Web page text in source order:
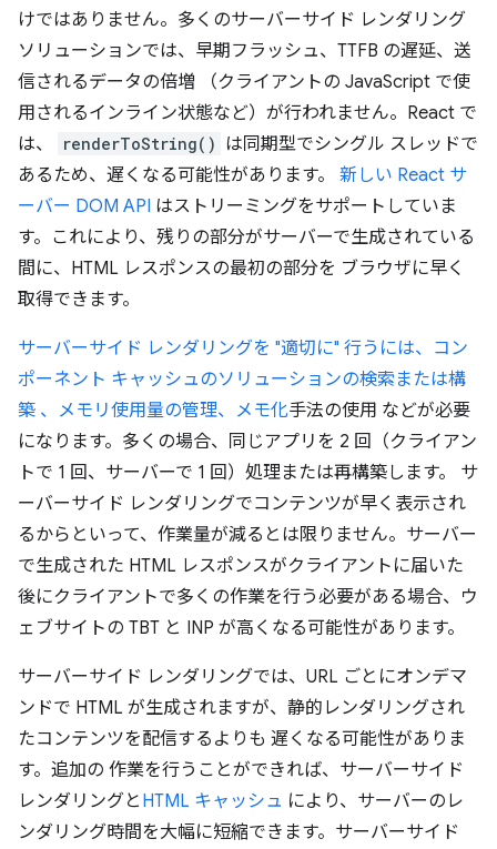
けではありません。多くのサーバーサイド レンダリング
ソリューションでは、早期フラッシュ、TTFB の遅延、送
信されるデータの倍増 （クライアントの JavaScript で使
用されるインライン状態など）が行われません。React で
は、
renderToString() は同期型でシングル スレッドで
あるため、遅くなる可能性があります。 新しい React サ
ーバー DOM API はストリーミングをサポートしていま
す。これにより、残りの部分がサーバーで生成されている
間に、HTML レスポンスの最初の部分を ブラウザに早く
取得できます。
サーバーサイド レンダリングを "適切に" 行うには、コン
ポーネント キャッシュのソリューションの検索または構
築 、メモリ使用量の管理、 メモ化手法の使用 などが必要
になります。多くの場合、同じアプリを 2 回（クライアン
トで 1 回、サーバーで 1 回）処理または再構築します。 サ
ーバーサイド レンダリングでコンテンツが早く表示され
るからといって、作業量が減るとは限りません。サーバー
で生成された HTML レスポンスがクライアントに届いた
後にクライアントで多くの作業を行う必要がある場合、ウ
ェブサイトの TBT と INP が高くなる可能性があります。
サーバーサイド レンダリングでは、URL ごとにオンデマ
ンドで HTML が生成されますが、静的レンダリングされ
たコンテンツを配信するよりも 遅くなる可能性がありま
す。追加の 作業を行うことができれば、サーバーサイド
レンダリングと HTML キャッシュ により、サーバーのレ
ンダリング時間を大幅に短縮できます。サーバーサイド